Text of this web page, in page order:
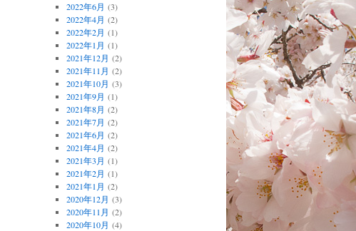
2022年6月 (3)
2022年4月 (2)
2022年2月 (1)
2022年1月 (1)
2021年12月 (2)
2021年11月 (2)
2021年10月 (3)
2021年9月 (1)
2021年8月 (2)
2021年7月 (2)
2021年6月 (2)
2021年4月 (2)
2021年3月 (1)
2021年2月 (1)
2021年1月 (2)
2020年12月 (3)
2020年11月 (2)
2020年10月 (4)